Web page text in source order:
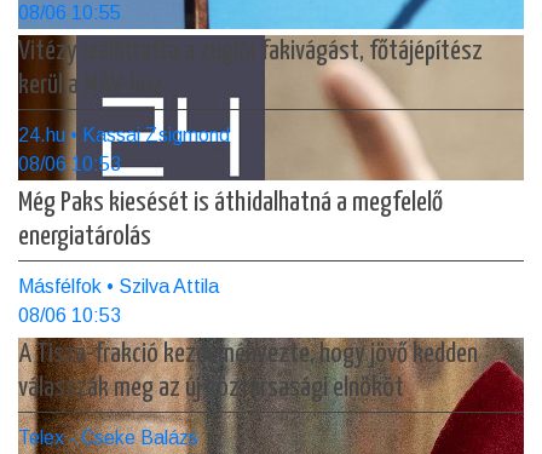
08/06 10:55
Vitézy leállíttatta a zuglói fakivágást, főtájépítész
kerül a MÁV-hoz
24.hu • Kassai Zsigmond
08/06 10:53
Még Paks kiesését is áthidalhatná a megfelelő
energiatárolás
Másfélfok • Szilva Attila
08/06 10:53
A Tisza-frakció kezdeményezte, hogy jövő kedden
válasszák meg az új köztársasági elnököt
Telex - Cseke Balázs